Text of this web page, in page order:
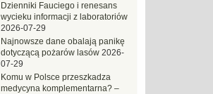
Dzienniki Fauciego i renesans
wycieku informacji z laboratoriów
2026-07-29
Najnowsze dane obalają panikę
dotyczącą pożarów lasów 2026-
07-29
Komu w Polsce przeszkadza
medycyna komplementarna? –